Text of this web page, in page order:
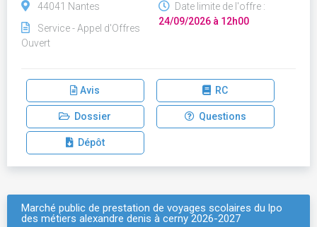
44041 Nantes
Service - Appel d'Offres
Ouvert
Date limite de l'offre :
24/09/2026 à 12h00
Avis RC
Dossier Questions
Dépôt
Marché public de prestation de voyages scolaires du lpo
des métiers alexandre denis à cerny 2026-2027